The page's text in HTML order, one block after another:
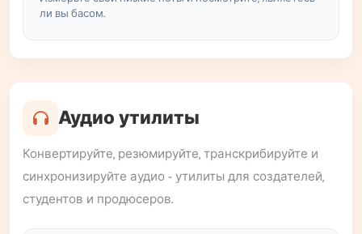
ли вы басом.
Аудио утилиты
Конвертируйте, резюмируйте, транскрибируйте и
синхронизируйте аудио - утилиты для создателей,
студентов и продюсеров.